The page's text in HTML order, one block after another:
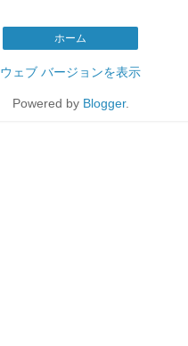
ホーム
ウェブ バージョンを表示
Powered by Blogger.